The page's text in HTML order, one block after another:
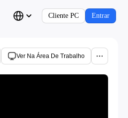
Cliente PC Entrar
Ver Na Área De Trabalho